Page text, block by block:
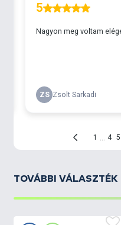
TOVÁBBI VÁLASZTÉK